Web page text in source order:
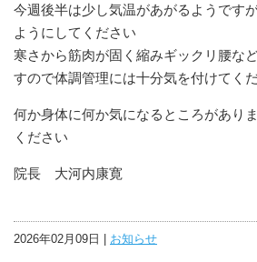
今週後半は少し気温があがるようです
ようにしてください
寒さから筋肉が固く縮みギックリ腰な
すので体調管理には十分気を付けてく
何か身体に何か気になるところがあり
ください
院長 大河内康寛
2026年02月09日 | お知らせ